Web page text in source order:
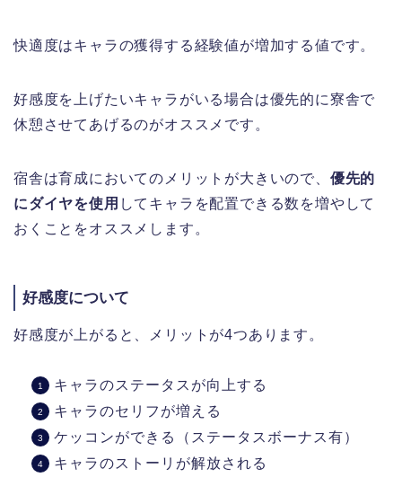
快適度はキャラの獲得する経験値が増加する値です。
好感度を上げたいキャラがいる場合は優先的に寮舎で
休憩させてあげるのがオススメです。
宿舎は育成においてのメリットが大きいので、 優先的
にダイヤを使用 してキャラを配置できる数を増やして
おくことをオススメします。
好感度について
好感度が上がると、メリットが4つあります。
キャラのステータスが向上する
キャラのセリフが増える
ケッコンができる（ステータスボーナス有）
キャラのストーリが解放される